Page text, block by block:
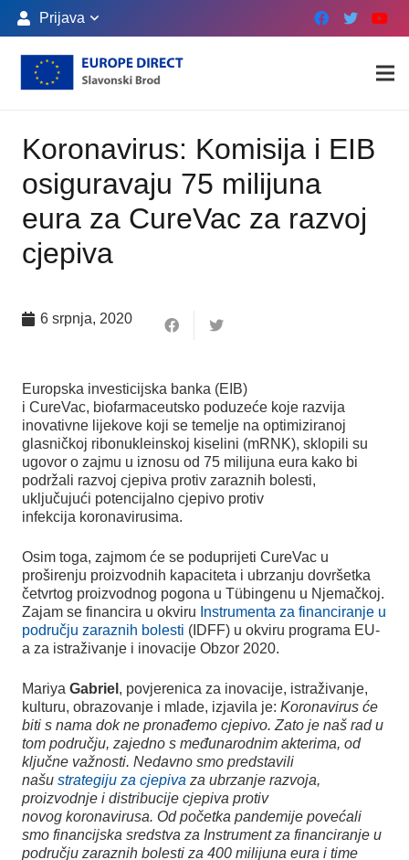
Prijava
Koronavirus: Komisija i EIB
osiguravaju 75 milijuna
eura za CureVac za razvoj
cjepiva
6 srpnja, 2020
Europska investicijska banka (EIB)
i CureVac, biofarmaceutsko poduzeće koje razvija
inovativne lijekove koji se temelje na optimiziranoj
glasničkoj ribonukleinskoj kiselini (mRNK), sklopili su
ugovor o zajmu u iznosu od 75 milijuna eura kako bi
podržali razvoj cjepiva protiv zaraznih bolesti,
uključujući potencijalno cjepivo protiv
infekcija koronavirusima.
Osim toga, zajmom će se poduprijeti CureVac u
proširenju proizvodnih kapaciteta i ubrzanju dovršetka
četvrtog proizvodnog pogona u Tübingenu u Njemačkoj.
Zajam se financira u okviru Instrumenta za financiranje u
području zaraznih bolesti (IDFF) u okviru programa EU-
a za istraživanje i inovacije Obzor 2020.
Mariya Gabriel , povjerenica za inovacije, istraživanje,
kulturu, obrazovanje i mlade, izjavila je: Koronavirus će
biti s nama dok ne pronađemo cjepivo. Zato je naš rad u
tom području, zajedno s međunarodnim akterima, od
ključne važnosti. Nedavno smo predstavili
našu strategiju za cjepiva za ubrzanje razvoja,
proizvodnje i distribucije cjepiva protiv
novog koronavirusa. Od početka pandemije povećali
smo financijska sredstva za Instrument za financiranje u
području zaraznih bolesti za 400 milijuna eura i time